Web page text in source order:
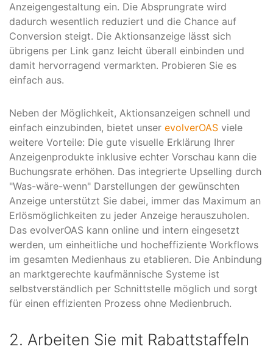
Anzeigengestaltung ein. Die Absprungrate wird
dadurch wesentlich reduziert und die Chance auf
Conversion steigt. Die Aktionsanzeige lässt sich
übrigens per Link ganz leicht überall einbinden und
damit hervorragend vermarkten. Probieren Sie es
einfach aus.
Neben der Möglichkeit, Aktionsanzeigen schnell und
einfach einzubinden, bietet unser evolverOAS viele
weitere Vorteile: Die gute visuelle Erklärung Ihrer
Anzeigenprodukte inklusive echter Vorschau kann die
Buchungsrate erhöhen. Das integrierte Upselling durch
"Was-wäre-wenn" Darstellungen der gewünschten
Anzeige unterstützt Sie dabei, immer das Maximum an
Erlösmöglichkeiten zu jeder Anzeige herauszuholen.
Das evolverOAS kann online und intern eingesetzt
werden, um einheitliche und hocheffiziente Workflows
im gesamten Medienhaus zu etablieren. Die Anbindung
an marktgerechte kaufmännische Systeme ist
selbstverständlich per Schnittstelle möglich und sorgt
für einen effizienten Prozess ohne Medienbruch.
2. Arbeiten Sie mit Rabattstaffeln